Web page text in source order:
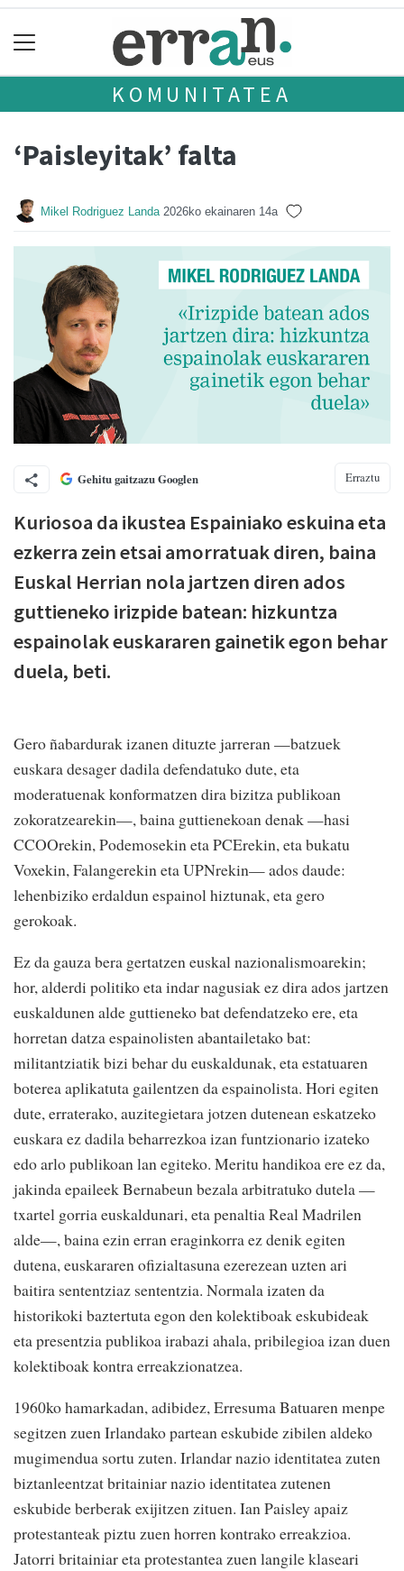
KOMUNITATEA
‘Paisleyitak’ falta
Mikel Rodriguez Landa 2026ko ekainaren 14a
Gehitu gaitzazu Googlen Erraztu
Kuriosoa da ikustea Espainiako eskuina eta
ezkerra zein etsai amorratuak diren, baina
Euskal Herrian nola jartzen diren ados
guttieneko irizpide batean: hizkuntza
espainolak euskararen gainetik egon behar
duela, beti.
Gero ñabardurak izanen dituzte jarreran —batzuek
euskara desager dadila defendatuko dute, eta
moderatuenak konformatzen dira bizitza publikoan
zokoratzearekin—, baina guttienekoan denak —hasi
CCOOrekin, Podemosekin eta PCErekin, eta bukatu
Voxekin, Falangerekin eta UPNrekin— ados daude:
lehenbiziko erdaldun espainol hiztunak, eta gero
gerokoak.
Ez da gauza bera gertatzen euskal nazionalismoarekin;
hor, alderdi politiko eta indar nagusiak ez dira ados jartzen
euskaldunen alde guttieneko bat defendatzeko ere, eta
horretan datza espainolisten abantailetako bat:
militantziatik bizi behar du euskaldunak, eta estatuaren
boterea aplikatuta gailentzen da espainolista. Hori egiten
dute, erraterako, auzitegietara jotzen dutenean eskatzeko
euskara ez dadila beharrezkoa izan funtzionario izateko
edo arlo publikoan lan egiteko. Meritu handikoa ere ez da,
jakinda epaileek Bernabeun bezala arbitratuko dutela —
txartel gorria euskaldunari, eta penaltia Real Madrilen
alde—, baina ezin erran eraginkorra ez denik egiten
dutena, euskararen ofizialtasuna ezerezean uzten ari
baitira sententziaz sententzia. Normala izaten da
historikoki baztertuta egon den kolektiboak eskubideak
eta presentzia publikoa irabazi ahala, pribilegioa izan duen
kolektiboak kontra erreakzionatzea.
1960ko hamarkadan, adibidez, Erresuma Batuaren menpe
segitzen zuen Irlandako partean eskubide zibilen aldeko
mugimendua sortu zuten. Irlandar nazio identitatea zuten
biztanleentzat britainiar nazio identitatea zutenen
eskubide berberak exijitzen zituen. Ian Paisley apaiz
protestanteak piztu zuen horren kontrako erreakzioa.
Jatorri britainiar eta protestantea zuen langile klaseari